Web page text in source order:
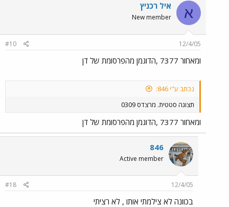
א איל רכניץ
New member
12/4/05
#10
ומאחור 7377 ,הדוגמן מהפרסומת של דן
נכתב ע"י 846:
תצוגה סטטית. מרצדס 0309
ומאחור 7377 ,הדוגמן מהפרסומת של דן
846
Active member
12/4/05
#18
בכוונה לא צילמתי אותו , לא רציתי